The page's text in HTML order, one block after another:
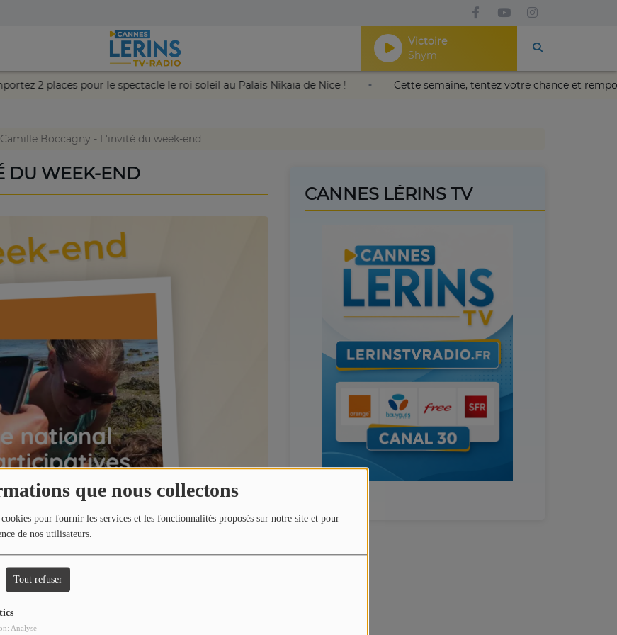
que nous collectons
pour fournir les services et les fonctionnalités proposés sur notre site et pour
de nos utilisateurs.
Tout refuser
Analyse
Victoire
Shym
et remportez 2 places pour le spectacle le roi soleil au Palais Nikaïa de Nice ! Cette semaine, tentez votre
Camille Boccagny - L'invité du week-end
DU WEEK-END
CANNES LÉRINS TV